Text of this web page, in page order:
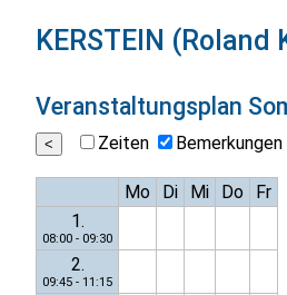
KERSTEIN (Roland
Veranstaltungsplan
Zeiten Bemerkungen
Mo Di Mi Do
Fr
1.
08:00 - 09:30
2.
09:45 - 11:15